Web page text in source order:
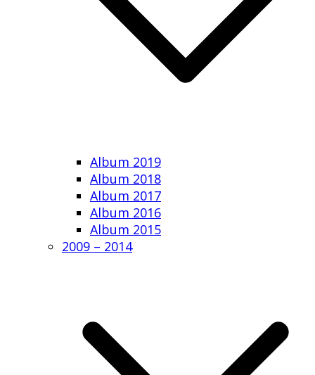
Album 2019
Album 2018
Album 2017
Album 2016
Album 2015
2009 – 2014